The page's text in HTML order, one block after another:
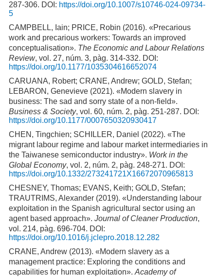
287-306. DOI: https://doi.org/10.1007/s10746-024-09734-
5
CAMPBELL, Iain; PRICE, Robin (2016). «Precarious
work and precarious workers: Towards an improved
conceptualisation». The Economic and Labour Relations
Review, vol. 27, núm. 3, pàg. 314-332. DOI:
https://doi.org/10.1177/1035304616652074
CARUANA, Robert; CRANE, Andrew; GOLD, Stefan;
LEBARON, Genevieve (2021). «Modern slavery in
business: The sad and sorry state of a non-field».
Business & Society, vol. 60, núm. 2, pàg. 251-287. DOI:
https://doi.org/10.1177/0007650320930417
CHEN, Tingchien; SCHILLER, Daniel (2022). «The
migrant labour regime and labour market intermediaries in
the Taiwanese semiconductor industry». Work in the
Global Economy, vol. 2, núm. 2, pàg. 248-271. DOI:
https://doi.org/10.1332/273241721X16672070965813
CHESNEY, Thomas; EVANS, Keith; GOLD, Stefan;
TRAUTRIMS, Alexander (2019). «Understanding labour
exploitation in the Spanish agricultural sector using an
agent based approach». Journal of Cleaner Production,
vol. 214, pàg. 696-704. DOI:
https://doi.org/10.1016/j.jclepro.2018.12.282
CRANE, Andrew (2013). «Modern slavery as a
management practice: Exploring the conditions and
capabilities for human exploitation». Academy of